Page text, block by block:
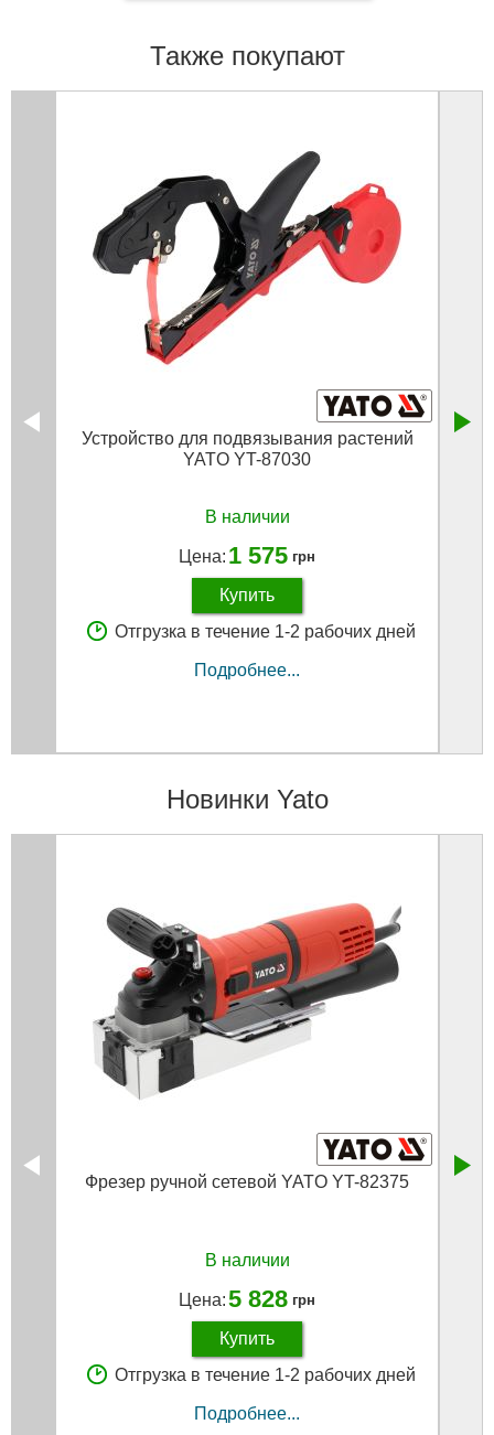
Также покупают
Устройство для подвязывания растений
YATO YT-87030
В наличии
Цена: 1 575 грн
Купить
Отгрузка в течение 1-2 рабочих дней
Подробнее...
Новинки Yato
Фрезер ручной сетевой YATO YT-82375
В наличии
Цена:5 828 грн
Купить
Отгрузка в течение 1-2 рабочих дней
Подробнее...